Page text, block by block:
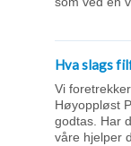
Hva slags
Vi
Høyoppløst
godtas. Har
våre hjelper